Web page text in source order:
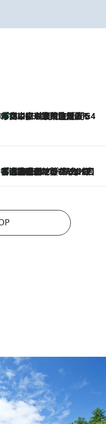
CHOICE
2026.8.7
「立川にも歌舞伎があるんだよ」 片岡仁左衛門・市川中車ら豪華座組みで4年目の立川立飛歌舞伎へ
稲の勝手に再ブーム
2026.8.7
「湘南乃風に憧れて」観客大盛上がりの“タオル回し”に、ラッパー顔負けの高速歌唱まで…さだまさし（74）のアグレッシブすぎる現在地